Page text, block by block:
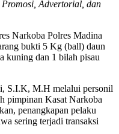
Advertorial, dan
Narkoba Polres Madina
bukti 5 Kg (ball) daun
kuning dan 1 bilah pisau
S.I.K, M.H melalui personil
pimpinan Kasat Narkoba
penangkapan pelaku
sering terjadi transaksi